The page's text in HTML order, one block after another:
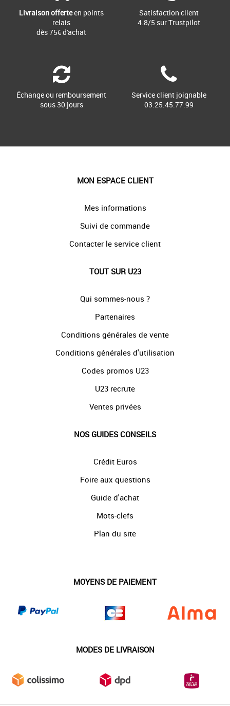
Livraison offerteen points
relais
dès 75€ d'achat
Satisfaction client
4.8/5 sur Trustpilot
Échange ou remboursement
sous 30 jours
Service client joignable
03.25.45.77.99
MON ESPACE CLIENT
Mes informations
Suivi de commande
Contacter le service client
TOUT SUR U23
Qui sommes-nous ?
Partenaires
Conditions générales de vente
Conditions générales d'utilisation
Codes promos U23
U23 recrute
Ventes privées
NOS GUIDES CONSEILS
Crédit Euros
Foire aux questions
Guide d'achat
Mots-clefs
Plan du site
MOYENS DE PAIEMENT
MODES DE LIVRAISON